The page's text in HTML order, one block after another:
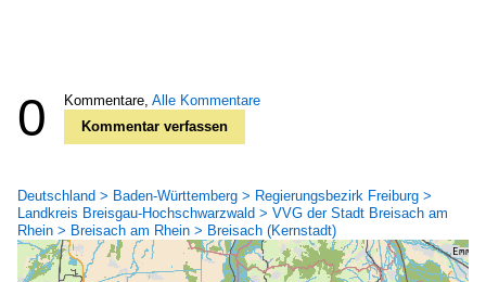
0 Kommentare, Alle Kommentare
Kommentar verfassen
Deutschland > Baden-Württemberg > Regierungsbezirk Freiburg >
Landkreis Breisgau-Hochschwarzwald > VVG der Stadt Breisach am
Rhein > Breisach am Rhein > Breisach (Kernstadt)